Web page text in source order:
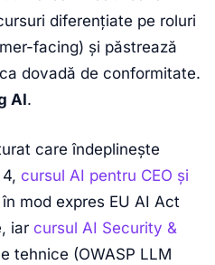
diferențiate pe roluri
facing) și păstrează
ca dovadă de conformitate.
AI.
care îndeplinește
cursul AI pentru CEO și
mod expres EU AI Act
iar cursul AI Security &
tehnice (OWASP LLM